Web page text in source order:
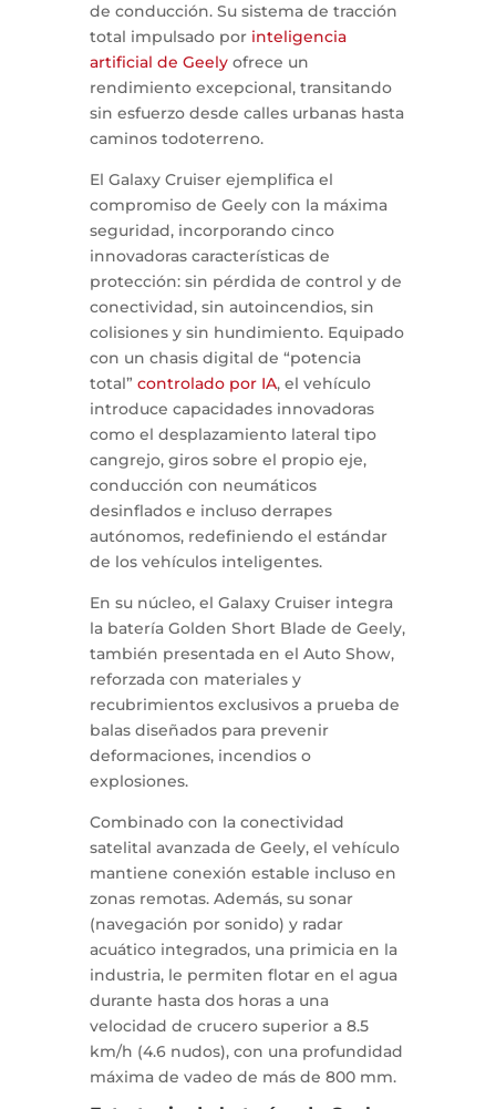
de conducción. Su sistema de tracción
total impulsado por inteligencia
artificial de Geelyofrece un
rendimiento excepcional, transitando
sin esfuerzo desde calles urbanas hasta
caminos todoterreno.
El Galaxy Cruiser ejemplifica el
compromiso de Geely con la máxima
seguridad, incorporando cinco
innovadoras características de
protección: sin pérdida de control y de
conectividad, sin autoincendios, sin
colisiones y sin hundimiento. Equipado
con un chasis digital de “potencia
total” controlado por IA, el vehículo
introduce capacidades innovadoras
como el desplazamiento lateral tipo
cangrejo, giros sobre el propio eje,
conducción con neumáticos
desinflados e incluso derrapes
autónomos, redefiniendo el estándar
de los vehículos inteligentes.
En su núcleo, el Galaxy Cruiser integra
la batería Golden Short Blade de Geely,
también presentada en el Auto Show,
reforzada con materiales y
recubrimientos exclusivos a prueba de
balas diseñados para prevenir
deformaciones, incendios o
explosiones.
Combinado con la conectividad
satelital avanzada de Geely, el vehículo
mantiene conexión estable incluso en
zonas remotas. Además, su sonar
(navegación por sonido) y radar
acuático integrados, una primicia en la
industria, le permiten flotar en el agua
durante hasta dos horas a una
velocidad de crucero superior a 8.5
km/h (4.6 nudos), con una profundidad
máxima de vadeo de más de 800 mm.